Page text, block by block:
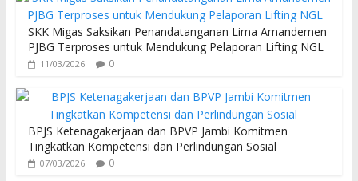
SKK Migas Saksikan Penandatanganan Lima Amandemen
PJBG Terproses untuk Mendukung Pelaporan Lifting NGL
11/03/2026 0
BPJS Ketenagakerjaan dan BPVP Jambi Komitmen
Tingkatkan Kompetensi dan Perlindungan Sosial
07/03/2026 0